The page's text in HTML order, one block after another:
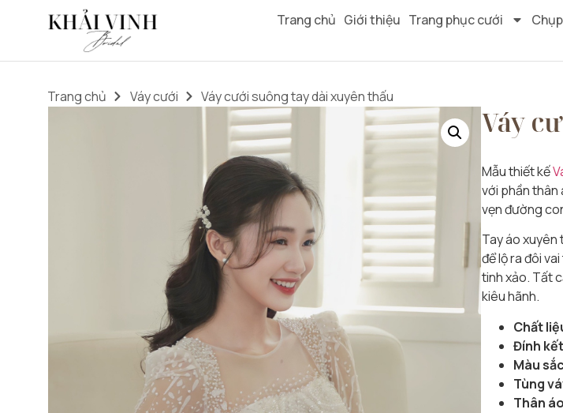
Trang chủ Giới thiệu Trang phục cưới
Trang chủ Váy cưới Váy cưới suông tay dài xuyên thấu
Váy
Mẫu thiết kế
với phần thân
vẹn đường
Tay áo xuyên
để lộ ra đôi
tinh xảo. Tất
kiêu hãnh.
Chất
Đính
Màu
Tùng
Thân